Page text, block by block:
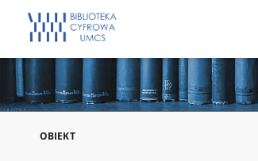
OBIEKT